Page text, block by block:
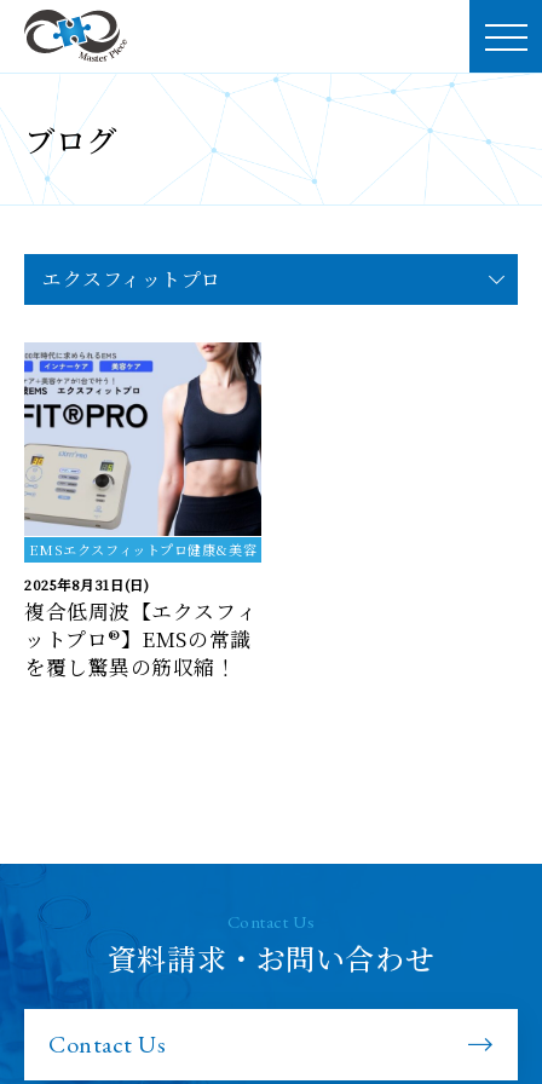
ブログ
エクスフィットプロ
EMSエクスフィットプロ健康&美容
2025年8月31日(日)
複合低周波【エクスフィ
ットプロ®】EMSの常識
を覆し驚異の筋収縮！
Contact Us
資料請求・お問い合わせ
Contact Us